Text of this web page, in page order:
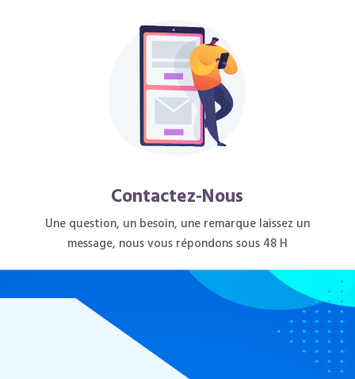
Contactez-Nous
Une question, un besoin, une remarque laissez un
message, nous vous répondons sous 48 H